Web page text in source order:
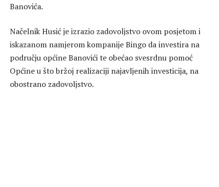
Banovića.
Načelnik Husić je izrazio zadovoljstvo ovom posjetom i
iskazanom namjerom kompanije Bingo da investira na
području općine Banovići te obećao svesrdnu pomoć
Općine u što bržoj realizaciji najavljenih investicija, na
obostrano zadovoljstvo.